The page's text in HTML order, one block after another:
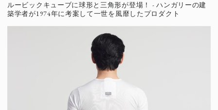
ルービックキューブに球形と三角形が登場！ - ハンガリーの建
築学者が1974年に考案して一世を風靡したプロダクト